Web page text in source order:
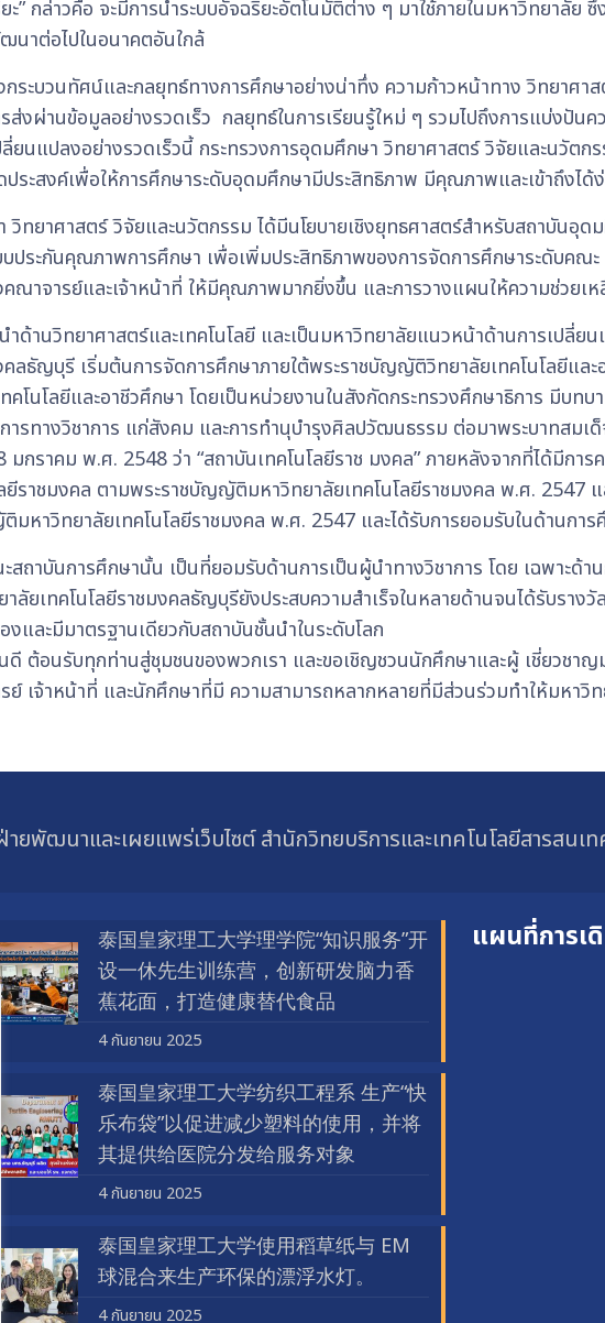
กล่าวคือ จะมีการนำระบบอัจฉริยะอัตโนมัติต่าง ๆ มาใช้ภายในมหาวิทยาลัย ซึ่
นาต่อไปในอนาคตอันใกล้
ะบวนทัศน์และกลยุทธ์ทางการศึกษาอย่างน่าทึ่ง ความก้าวหน้าทาง วิทยาศาส
งผ่านข้อมูลอย่างรวดเร็ว กลยุทธ์ในการเรียนรู้ใหม่ ๆ รวมไปถึงการแบ่งปัน
ยนแปลงอย่างรวดเร็วนี้ กระทรวงการอุดมศึกษา วิทยาศาสตร์ วิจัยและนวัต
ะสงค์เพื่อให้การศึกษาระดับอุดมศึกษามีประสิทธิภาพ มีคุณภาพและเข้าถึงได้
วิทยาศาสตร์ วิจัยและนวัตกรรม ได้มีนโยบายเชิงยุทธศาสตร์สำหรับสถาบันอุด
ประกันคุณภาพการศึกษา เพื่อเพิ่มประสิทธิภาพของการจัดการศึกษาระดับคณะ
จารย์และเจ้าหน้าที่ ให้มีคุณภาพมากยิ่งขึ้น และการวางแผนให้ความช่วยเ
ด้านวิทยาศาสตร์และเทคโนโลยี และเป็นมหาวิทยาลัยแนวหน้าด้านการเปลี่ย
คลธัญบุรี เริ่มต้นการจัดการศึกษาภายใต้พระราชบัญญัติวิทยาลัยเทคโนโลยีแล
โนโลยีและอาชีวศึกษา โดยเป็นหน่วยงานในสังกัดกระทรวงศึกษาธิการ มีบท
รทางวิชาการ แก่สังคม และการทำนุบำรุงศิลปวัฒนธรรม ต่อมาพระบาทสม
กราคม พ.ศ. 2548 ว่า “สถาบันเทคโนโลยีราช มงคล” ภายหลังจากที่ได้มีกา
ราชมงคล ตามพระราชบัญญัติมหาวิทยาลัยเทคโนโลยีราชมงคล พ.ศ. 2547 แ
หาวิทยาลัยเทคโนโลยีราชมงคล พ.ศ. 2547 และได้รับการยอมรับในด้านก
ถาบันการศึกษานั้น เป็นที่ยอมรับด้านการเป็นผู้นำทางวิชาการ โดย เฉพาะด้า
ยเทคโนโลยีราชมงคลธัญบุรียังประสบความสำเร็จในหลายด้านจนได้รับราง
ละมีมาตรฐานเดียวกับสถาบันชั้นนำในระดับโลก
ต้อนรับทุกท่านสู่ชุมชนของพวกเรา และขอเชิญชวนนักศึกษาและผู้ เชี่ยวชาญ
เจ้าหน้าที่ และนักศึกษาที่มี ความสามารถหลากหลายที่มีส่วนร่วมทำให้มหาวิท
ายพัฒนาและเผยแพร่เว็บไซต์ สำนักวิทยบริการและเทคโนโลยีสารสนเ
泰国皇家理工大学理学院“知识服务”开
设一休先生训练营，创新研发脑力香
蕉花面，打造健康替代食品
4 กันยายน 2025
泰国皇家理工大学纺织工程系 生产“快
乐布袋”以促进减少塑料的使用，并将
其提供给医院分发给服务对象
4 กันยายน 2025
泰国皇家理工大学使用稻草纸与 EM
球混合来生产环保的漂浮水灯。
4 กันยายน 2025
แผนที่การเ